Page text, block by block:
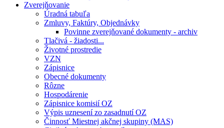
Zverejňovanie
Úradná tabuľa
Zmluvy, Faktúry, Objednávky
Povinne zverejňované dokumenty - archiv
Tlačivá - žiadosti...
Životné prostredie
VZN
Zápisnice
Obecné dokumenty
Rôzne
Hospodárenie
Zápisnice komisií OZ
Výpis uznesení zo zasadnutí OZ
Činnosť Miestnej akčnej skupiny (MAS)